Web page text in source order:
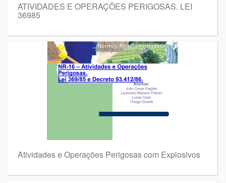
ATIVIDADES E OPERAÇÕES PERIGOSAS. LEI
36985
Atividades e Operações Perigosas com Explosivos